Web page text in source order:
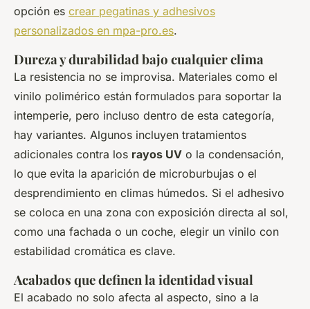
opción es crear pegatinas y adhesivos
personalizados en mpa-pro.es.
Dureza y durabilidad bajo cualquier clima
La resistencia no se improvisa. Materiales como el
vinilo polimérico están formulados para soportar la
intemperie, pero incluso dentro de esta categoría,
hay variantes. Algunos incluyen tratamientos
adicionales contra los rayos UV o la condensación,
lo que evita la aparición de microburbujas o el
desprendimiento en climas húmedos. Si el adhesivo
se coloca en una zona con exposición directa al sol,
como una fachada o un coche, elegir un vinilo con
estabilidad cromática es clave.
Acabados que definen la identidad visual
El acabado no solo afecta al aspecto, sino a la